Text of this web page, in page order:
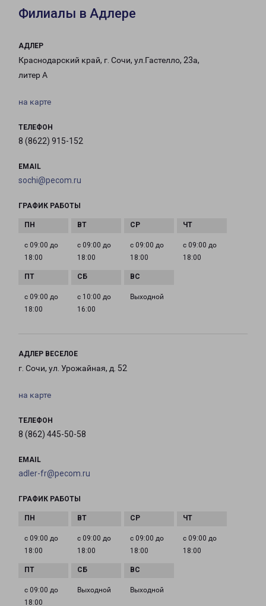
Филиалы в Адлере
АДЛЕР
Краснодарский край, г. Сочи, ул.Гастелло, 23а,
литер А
на карте
ТЕЛЕФОН
8 (8622) 915-152
EMAIL
sochi@pecom.ru
ГРАФИК РАБОТЫ
с 09:00 до
18:00
с 09:00 до
18:00
с 09:00 до
18:00
с 09:00 до
18:00
с 09:00 до
18:00
с 10:00 до
16:00
Выходной
АДЛЕР ВЕСЕЛОЕ
г. Сочи, ул. Урожайная, д. 52
на карте
ТЕЛЕФОН
8 (862) 445-50-58
EMAIL
adler-fr@pecom.ru
ГРАФИК РАБОТЫ
с 09:00 до
18:00
с 09:00 до
18:00
с 09:00 до
18:00
с 09:00 до
18:00
с 09:00 до
18:00
Выходной Выходной